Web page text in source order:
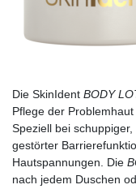
Die SkinIdent BODY
Pflege der
Speziell bei
gestörter
Hautspannungen. Die
nach jedem Duschen